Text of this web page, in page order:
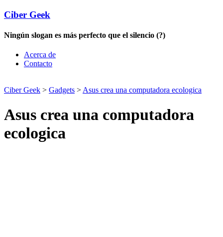
Ciber Geek
Ningún slogan es más perfecto que el silencio (?)
Acerca de
Contacto
Ciber Geek > Gadgets > Asus crea una computadora ecologica
Asus crea una computadora
ecologica